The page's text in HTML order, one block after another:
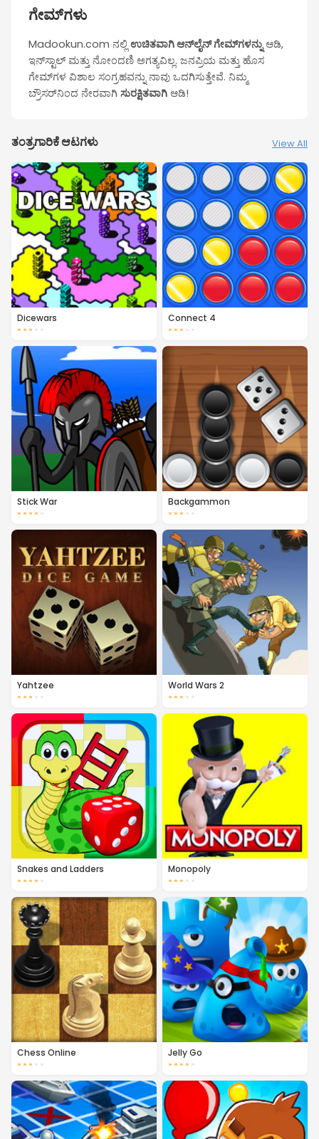
ಗೇಮ್‌ಗಳು
Madookun.com ನಲ್ಲಿ ಉಚಿತವಾಗಿ ಆನ್‌ಲೈನ್ ಗೇಮ್‌ಗಳನ್ನುಆಡಿ,
ಇನ್‌ಸ್ಟಾಲ್ ಮತ್ತು ನೋಂದಣಿ ಅಗತ್ಯವಿಲ್ಲ. ಜನಪ್ರಿಯ ಮತ್ತು ಹೊಸ
ಗೇಮ್‌ಗಳ ವಿಶಾಲ ಸಂಗ್ರಹವನ್ನು ನಾವು ಒದಗಿಸುತ್ತೇವೆ. ನಿಮ್ಮ
ಬ್ರೌಸರ್‌ನಿಂದ ನೇರವಾಗಿ ಸುರಕ್ಷಿತವಾಗಿ ಆಡಿ!
ತಂತ್ರಗಾರಿಕೆ ಆಟಗಳು View All
Dicewars
★ ★ ★ ★ ★
Connect 4
★ ★ ★ ★ ★
Stick War
★ ★ ★ ★ ★
Backgammon
★ ★ ★ ★ ★
Yahtzee
★ ★ ★ ★ ★
World Wars 2
★ ★ ★ ★ ★
Snakes and Ladders
★ ★ ★ ★ ★
Monopoly
★ ★ ★ ★ ★
Chess Online
★ ★ ★ ★ ★
Jelly Go
★ ★ ★ ★ ★